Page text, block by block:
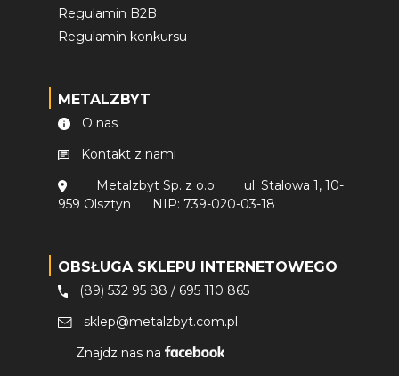
Regulamin B2B
Regulamin konkursu
METALZBYT
O nas
Kontakt z nami
Metalzbyt Sp. z o.o
ul. Stalowa 1, 10-
959 Olsztyn
NIP: 739-020-03-18
OBSŁUGA SKLEPU INTERNETOWEGO
(89) 532 95 88 / 695 110 865
sklep@metalzbyt.com.pl
Znajdz nas na